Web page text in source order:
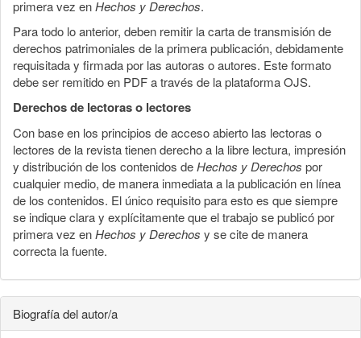
primera vez enHechos y Derechos.
Para todo lo anterior, deben remitir la carta de transmisión de
derechos patrimoniales de la primera publicación, debidamente
requisitada y firmada por las autoras o autores. Este formato
debe ser remitido en PDF a través de la plataforma OJS.
Derechos de lectoras o lectores
Con base en los principios de acceso abierto las lectoras o
lectores de la revista tienen derecho a la libre lectura, impresión
y distribución de los contenidos deHechos y Derechos por
cualquier medio, de manera inmediata a la publicación en línea
de los contenidos. El único requisito para esto es que siempre
se indique clara y explícitamente que el trabajo se publicó por
primera vez enHechos y Derechos y se cite de manera
correcta la fuente.
Biografía del autor/a